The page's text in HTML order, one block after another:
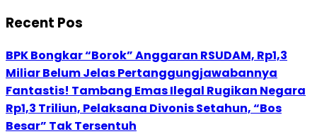
Recent Pos
BPK Bongkar “Borok” Anggaran RSUDAM, Rp1,3
Miliar Belum Jelas Pertanggungjawabannya
Fantastis! Tambang Emas Ilegal Rugikan Negara
Rp1,3 Triliun, Pelaksana Divonis Setahun, “Bos
Besar” Tak Tersentuh